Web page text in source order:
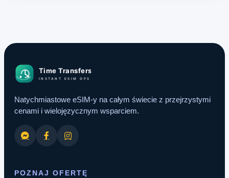
Natychmiastowe eSIM-y na całym świecie z przejrzystymi
cenami i wielojęzycznym wsparciem.
POZNAJ OFERTĘ